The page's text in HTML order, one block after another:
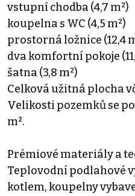
vstupní chodba (4,7 m²)
koupelna s WC (4,5 m²)
prostorná ložnice (12,4
dva komfortní pokoje
šatna (3,8 m²)
Celková užitná plocha
Velikosti pozemků se
m².
Prémiové materiály a
Teplovodní podlahové
kotlem, koupelny